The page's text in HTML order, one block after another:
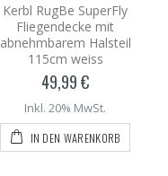
Kerbl RugBe SuperFly
Fliegendecke mit
abnehmbarem Halsteil
115cm weiss
49,99 €
Inkl. 20% MwSt.
IN DEN WARENKORB